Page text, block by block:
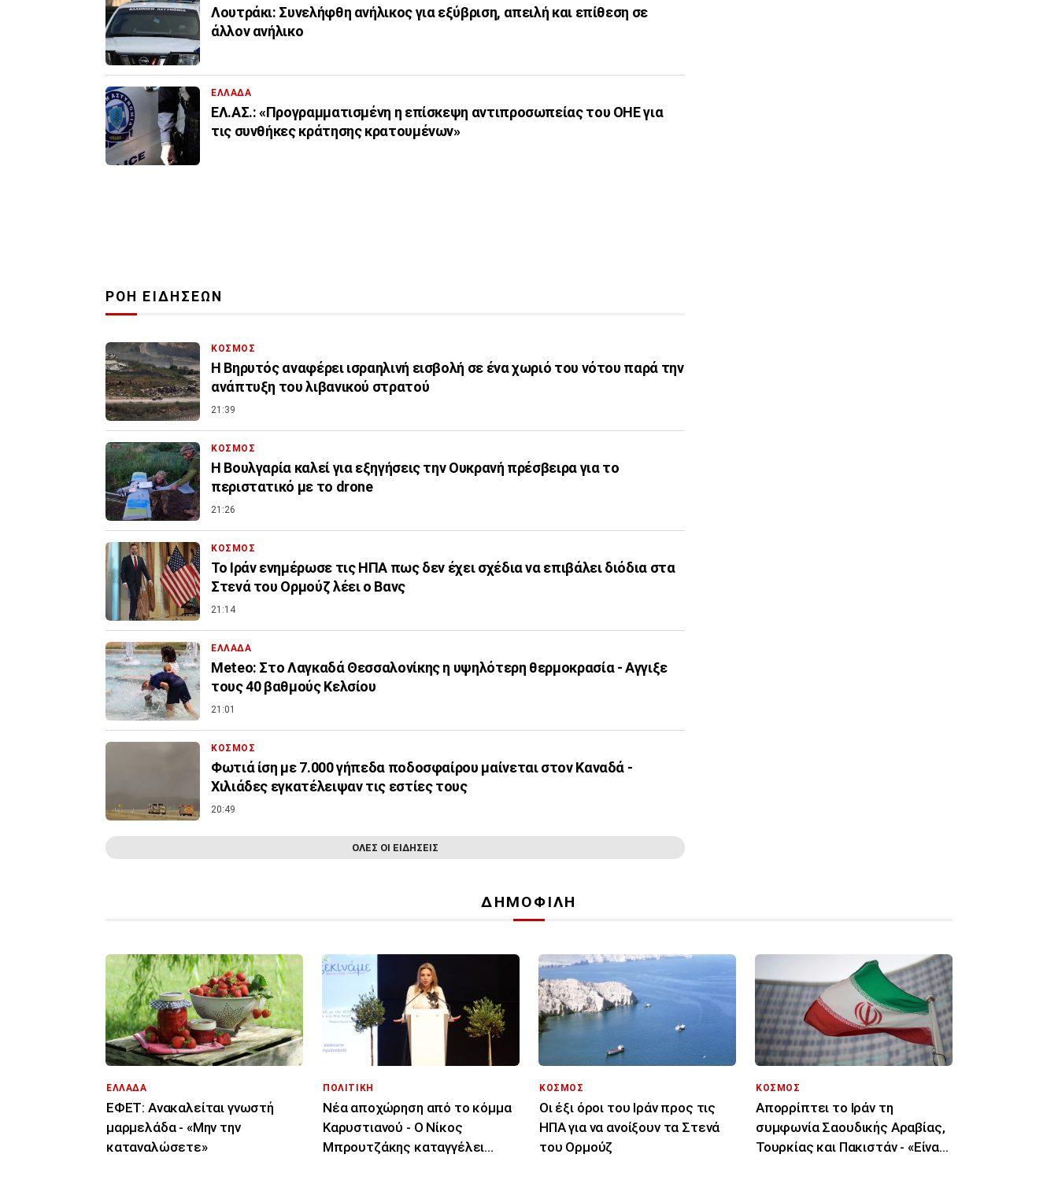
Λουτράκι: Συνελήφθη ανήλικος για εξύβριση, απειλή και επίθεση σε
άλλον ανήλικο
ΕΛΛΑΔΑ
ΕΛ.ΑΣ.: «Προγραμματισμένη η επίσκεψη αντιπροσωπείας του ΟΗΕ για
τις συνθήκες κράτησης κρατουμένων»
ΡΟΗ ΕΙΔΗΣΕΩΝ
ΚΟΣΜΟΣ
Η Βηρυτός αναφέρει ισραηλινή εισβολή σε ένα χωριό του νότου παρά την
ανάπτυξη του λιβανικού στρατού
21:39
ΚΟΣΜΟΣ
Η Βουλγαρία καλεί για εξηγήσεις την Ουκρανή πρέσβειρα για το
περιστατικό με το drone
21:26
ΚΟΣΜΟΣ
To Ιράν ενημέρωσε τις ΗΠΑ πως δεν έχει σχέδια να επιβάλει διόδια στα
Στενά του Ορμούζ λέει ο Βανς
21:14
ΕΛΛΑΔΑ
Meteo: Στο Λαγκαδά Θεσσαλονίκης η υψηλότερη θερμοκρασία - Αγγιξε
τους 40 βαθμούς Κελσίου
21:01
ΚΟΣΜΟΣ
Φωτιά ίση με 7.000 γήπεδα ποδοσφαίρου μαίνεται στον Καναδά -
Χιλιάδες εγκατέλειψαν τις εστίες τους
20:49
ΟΛΕΣ ΟΙ ΕΙΔΗΣΕΙΣ
ΔΗΜΟΦΙΛΗ
ΕΛΛΑΔΑ
ΕΦΕΤ: Ανακαλείται γνωστή
μαρμελάδα - «Μην την
καταναλώσετε»
ΠΟΛΙΤΙΚΗ
Νέα αποχώρηση από το κόμμα
Καρυστιανού - Ο Νίκος
Μπρουτζάκης καταγγέλει
ΚΟΣΜΟΣ
Οι έξι όροι του Ιράν προς τις
ΗΠΑ για να ανοίξουν τα Στενά
του Ορμούζ
ΚΟΣΜΟΣ
Απορρίπτει το Ιράν τη
συμφωνία Σαουδικής Αραβίας,
Τουρκίας και Πακιστάν - «Είναι